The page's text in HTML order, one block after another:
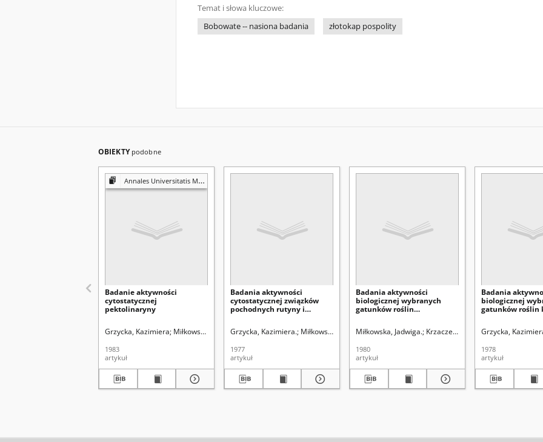
Temat i słowa kluczowe:
Bobowate -- nasiona badania
złotokap pospolity
OBIEKTY podobne
Annales Universitatis Mariae Curie-Skłodowska. Sectio D, Medicina
Badanie aktywności
cytostatycznej
pektolinaryny
Grzycka, Kazimiera Miłkowska, Jadwiga Krwawicz, Tadeusz (1910-1988). Redaktor sekcji
1983
artykuł
Badania aktywności
cytostatycznej związków
pochodnych rutyny i
Grzycka, Kazimiera. Miłkowska, Jadwiga. Miłkowska, Jadwiga.
1977
artykuł
Badania aktywności
biologicznej wybranych
gatunków roślin
Miłkowska, Jadwiga. Krzaczek, Tadeusz. Grzycka,
1980
artykuł
Badania
biologicznej
gatunków roślin
Grzycka,
1978
artykuł